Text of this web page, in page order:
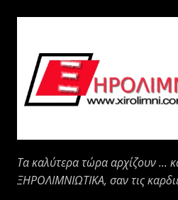
Μετάβαση στο κύριο
Τα καλύτερα τώρα αρχίζουν ...
ΞΗΡΟΛΙΜΝΙΩΤΙΚΑ, σαν τις